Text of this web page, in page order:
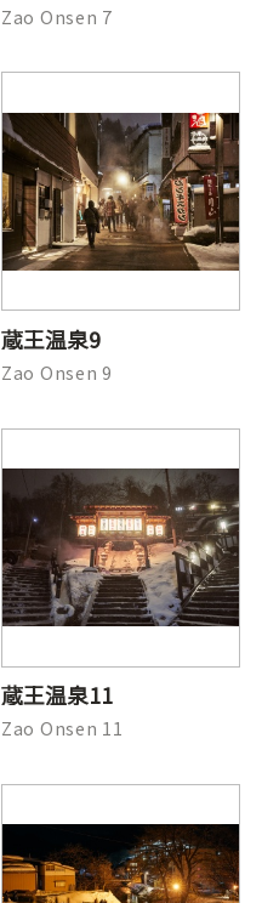
Zao Onsen 7
蔵王温泉9
Zao Onsen 9
蔵王温泉11
Zao Onsen 11